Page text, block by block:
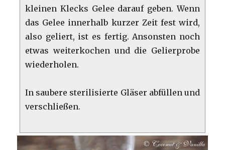
kleinen Klecks Gelee darauf geben. Wenn
das Gelee innerhalb kurzer Zeit fest wird,
also geliert, ist es fertig. Ansonsten noch
etwas weiterkochen und die Gelierprobe
wiederholen.
In saubere sterilisierte Gläser abfüllen und
verschließen.